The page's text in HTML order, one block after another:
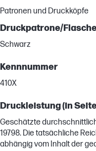
Patronen und Druckköpfe
Druckpatrone/
Schwarz
Kennnummer
410X
Druckleistung (in
Geschätzte
19798. Die tatsächliche
abhängig vom Inhalt der